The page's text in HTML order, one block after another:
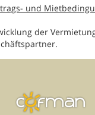
und
der